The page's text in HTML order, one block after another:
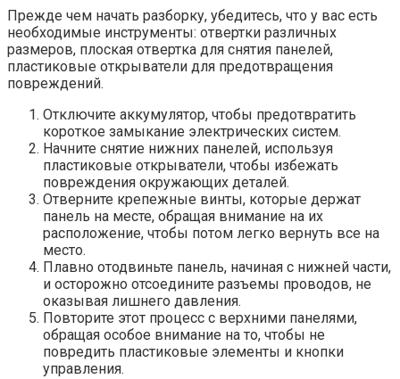
Прежде чем начать разборку, убедитесь, что у вас есть
необходимые инструменты: отвертки различных
размеров, плоская отвертка для снятия панелей,
пластиковые открыватели для предотвращения
повреждений.
Отключите аккумулятор, чтобы предотвратить
короткое замыкание электрических систем.
Начните снятие нижних панелей, используя
пластиковые открыватели, чтобы избежать
повреждения окружающих деталей.
Отверните крепежные винты, которые держат
панель на месте, обращая внимание на их
расположение, чтобы потом легко вернуть все на
место.
Плавно отодвиньте панель, начиная с нижней части,
и осторожно отсоедините разъемы проводов, не
оказывая лишнего давления.
Повторите этот процесс с верхними панелями,
обращая особое внимание на то, чтобы не
повредить пластиковые элементы и кнопки
управления.